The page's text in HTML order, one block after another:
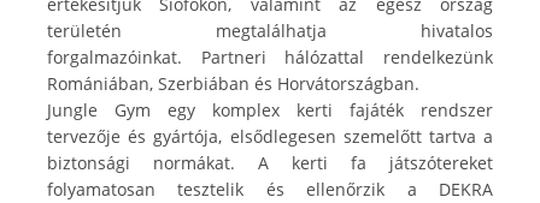
értékesítjük Siófokon, valamint az egész ország
területén megtalálhatja hivatalos
forgalmazóinkat. Partneri hálózattal rendelkezünk
Romániában, Szerbiában és Horvátországban.
Jungle Gym egy komplex kerti fajáték rendszer
tervezője és gyártója, elsődlegesen szemelőtt tartva a
biztonsági normákat. A kerti fa játszótereket
folyamatosan tesztelik és ellenőrzik a DEKRA